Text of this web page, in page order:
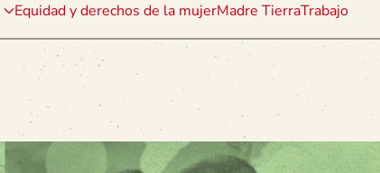
Equidad y derechos de la mujerMadre TierraTrabajo